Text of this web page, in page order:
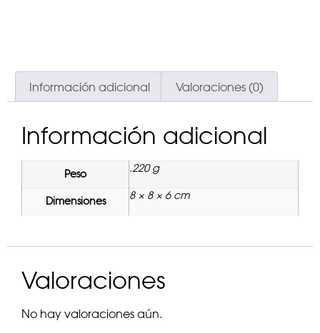
Información adicional Valoraciones (0)
Información adicional
Peso .220 g
Dimensiones 8 × 8 × 6 cm
Valoraciones
No hay valoraciones aún.